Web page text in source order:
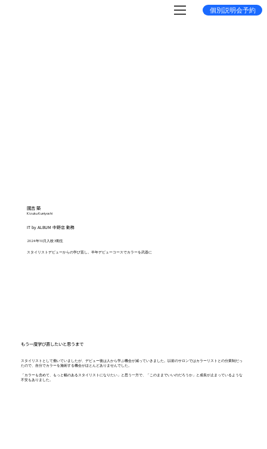
個別説明会予約
國吉 築
Kizuku Kuniyoshi
IT by ALBUM 中野店 勤務
2024年10月入校 3期生
スタイリストデビューからの学び直し。半年デビューコースでカラーを武器に
もう一度学び直したいと思うまで
スタイリストとして働いていましたが、デビュー後は人から学ぶ機会が減っていきました。以前のサロンではカラーリストとの分業制だっ
たので、自分でカラーを施術する機会がほとんどありませんでした。
「カラーも含めて、もっと幅のあるスタイリストになりたい」と思う一方で、「このままでいいのだろうか」と成長が止まっているような
不安もありました。